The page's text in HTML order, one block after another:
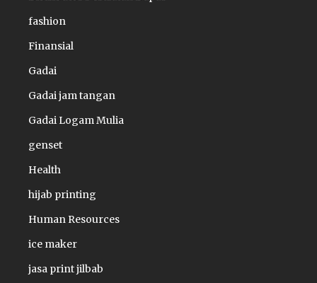
fashion
Finansial
Gadai
Gadai jam tangan
Gadai Logam Mulia
genset
Health
hijab printing
Human Resources
ice maker
jasa print jilbab